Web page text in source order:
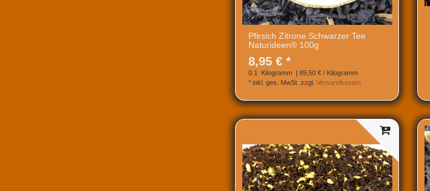
Pfirsich Zitrone Schwarzer Tee
Naturideen® 100g
8,95 € *
0.1 Kilogramm
| 89,50 € / Kilogramm
* inkl. ges. MwSt. zzgl. Versandkosten